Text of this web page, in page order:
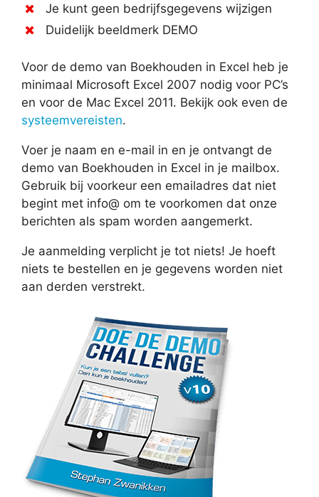
Je kunt geen bedrijfsgegevens wijzigen
Duidelijk beeldmerk DEMO
Voor de demo van Boekhouden in Excel heb je
minimaal Microsoft Excel 2007 nodig voor PC’s
en voor de Mac Excel 2011. Bekijk ook even de
systeemvereisten.
Voer je naam en e-mail in en je ontvangt de
demo van Boekhouden in Excel in je mailbox.
Gebruik bij voorkeur een emailadres dat niet
begint met info@ om te voorkomen dat onze
berichten als spam worden aangemerkt.
Je aanmelding verplicht je tot niets! Je hoeft
niets te bestellen en je gegevens worden niet
aan derden verstrekt.